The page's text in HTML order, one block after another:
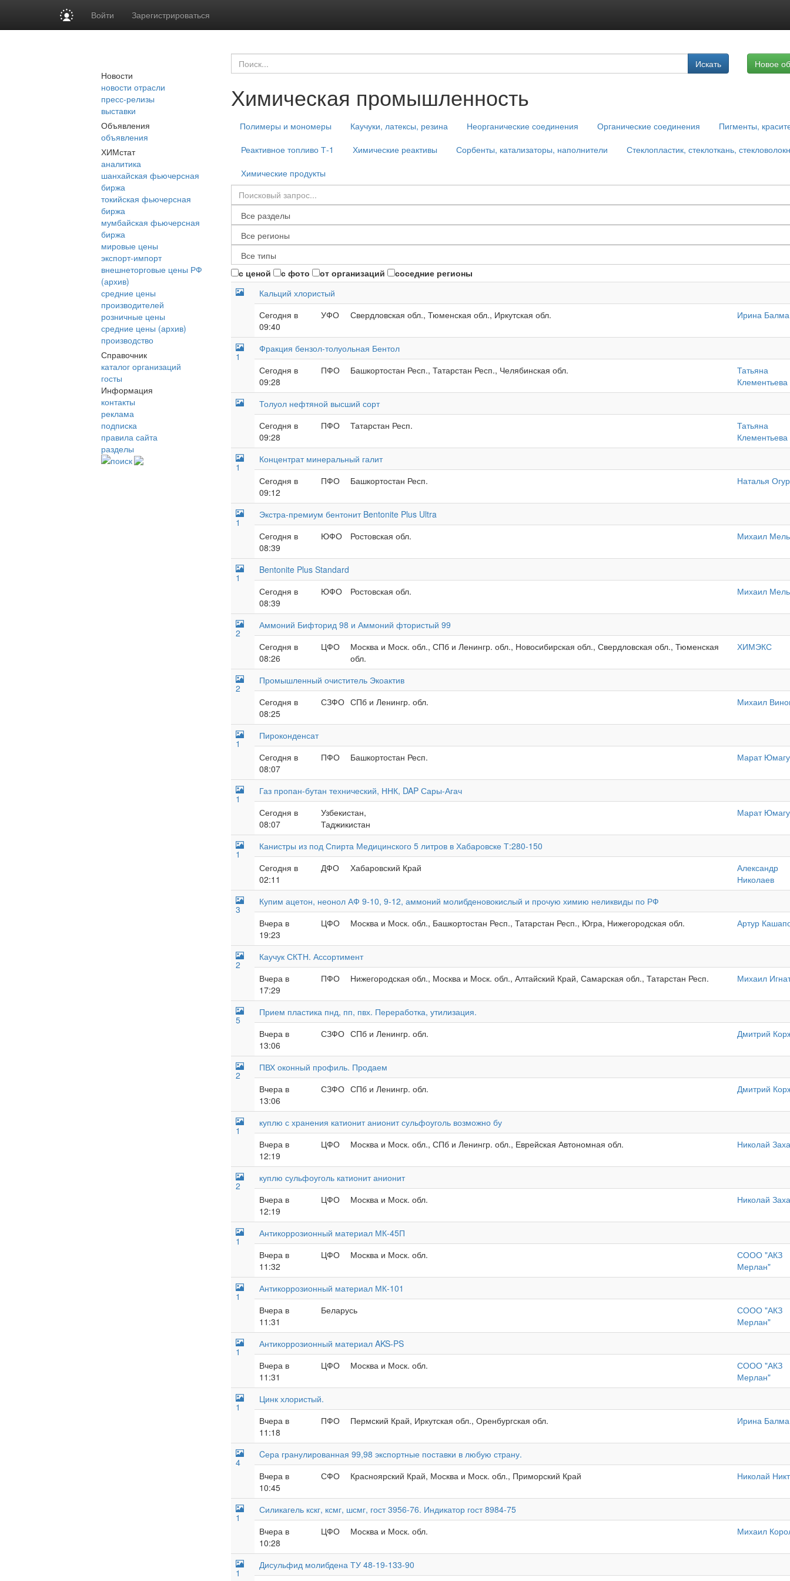
Войти Зарегистрироваться
Новости
новости отрасли
пресс-релизы
выставки
Объявления
объявления
ХИМстат
аналитика
шанхайская фьючерсная
биржа
токийская фьючерсная
биржа
мумбайская фьючерсная
биржа
мировые цены
экспорт-импорт
внешнеторговые цены РФ
(архив)
средние цены
производителей
розничные цены
средние цены (архив)
производство
Справочник
каталог организаций
госты
Информация
контакты
реклама
подписка
правила сайта
разделы
поиск
Искать Новое
Химическая промышленность
Полимеры и мономеры Каучуки, латексы, резина Неорганические соединения Органические соединения
Пигменты,
Реактивное топливо Т-1
Химические реактивы Сорбенты, катализаторы, наполнители
Стеклопластик, стеклоткань,
Химические продукты
с ценой с фото от организаций
соседние регионы
Кальций хлористый
Сегодня в
09:40
УФО Свердловская обл., Тюменская обл., Иркутская обл. Ирина
1
Фракция бензол-толуольная Бентол
Сегодня в
09:28
ПФО Башкортостан Респ., Татарстан Респ., Челябинская обл.
Татьяна
Клементьева
Толуол нефтяной высший сорт
Сегодня в
09:28
ПФО Татарстан Респ.
Татьяна
Клементьева
1
Концентрат минеральный галит
Сегодня в
09:12
ПФО Башкортостан Респ. Наталья
1
Экстра-премиум бентонит Bentonite Plus Ultra
Сегодня в
08:39
ЮФО Ростовская обл. Михаил
1
Bentonite Plus Standard
Сегодня в
08:39
ЮФО Ростовская обл. Михаил
2
Аммоний Бифторид 98 и Аммоний фтористый 99
Сегодня в
08:26
ЦФО
Москва и Моск. обл., СПб и Ленингр. обл., Новосибирская обл., Свердловская обл., Тюменская
обл.
ХИМЭКС
2
Промышленный очиститель Экоактив
Сегодня в
08:25
СЗФО СПб и Ленингр. обл. Михаил
1
Пироконденсат
Сегодня в
08:07
ПФО Башкортостан Респ. Марат
1
Газ пропан-бутан технический, ННК, DAP Сары-Агач
Сегодня в
08:07
Узбекистан,
Таджикистан
Марат
1
Канистры из под Спирта Медицинского 5 литров в Хабаровске Т:280-150
Сегодня в
02:11
ДФО Хабаровский Край
Александр
Николаев
3
Купим ацетон, неонол АФ 9-10, 9-12, аммоний молибденовокислый и прочую химию неликвиды по РФ
Вчера в
19:23
ЦФО Москва и Моск. обл., Башкортостан Респ., Татарстан Респ., Югра, Нижегородская обл. Артур
2
Каучук СКТН. Ассортимент
Вчера в
17:29
ПФО Нижегородская обл., Москва и Моск. обл., Алтайский Край, Самарская обл., Татарстан Респ. Михаил
5
Прием пластика пнд, пп, пвх. Переработка, утилизация.
Вчера в
13:06
СЗФО СПб и Ленингр. обл. Дмитрий
2
ПВХ оконный профиль. Продаем
Вчера в
13:06
СЗФО СПб и Ленингр. обл. Дмитрий
1
куплю с хранения катионит анионит сульфоуголь возможно бу
Вчера в
12:19
ЦФО Москва и Моск. обл., СПб и Ленингр. обл., Еврейская Автономная обл. Николай
2
куплю сульфоуголь катионит анионит
Вчера в
12:19
ЦФО Москва и Моск. обл. Николай
1
Антикоррозионный материал МК-45П
Вчера в
11:32
ЦФО Москва и Моск. обл.
СООО "АКЗ
Мерлан"
1
Антикоррозионный материал МК-101
Вчера в
11:31
Беларусь
СООО "АКЗ
Мерлан"
1
Антикоррозионный материал AKS-PS
Вчера в
11:31
ЦФО Москва и Моск. обл.
СООО "АКЗ
Мерлан"
1
Цинк хлористый.
Вчера в
11:18
ПФО Пермский Край, Иркутская обл., Оренбургская обл. Ирина
4
Cера гранулированная 99,98 экспортные поставки в любую страну.
Вчера в
10:45
СФО Красноярский Край, Москва и Моск. обл., Приморский Край Николай
1
Силикагель кскг, ксмг, шсмг, гост 3956-76. Индикатор гост 8984-75
Вчера в
10:28
ЦФО Москва и Моск. обл. Михаил
1
Дисульфид молибдена ТУ 48-19-133-90